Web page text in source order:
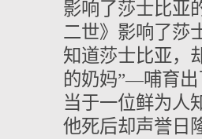
影响了莎士比亚
二世》影响了莎
知道莎士比亚，
的奶妈”—哺育出
当于一位鲜为人
他死后却声誉日